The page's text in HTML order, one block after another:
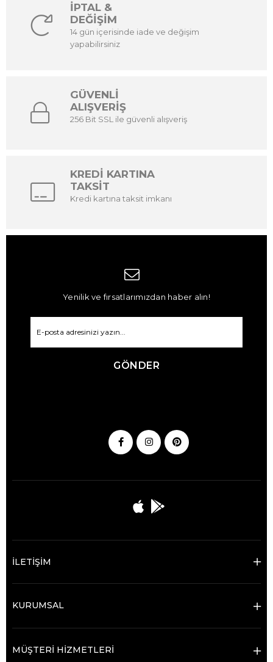
İPTAL &
DEĞİŞİM
14 gün içerisinde iade ve değişim
yapabilirsiniz
GÜVENLİ
ALIŞVERİŞ
256 Bit SSL ile güvenli alışveriş
KREDİ KARTINA
TAKSİT
Kredi kartına taksit imkanı
Yenilik ve fırsatlarımızdan haber alın!
GÖNDER
İLETİŞİM
KURUMSAL
MÜŞTERİ HİZMETLERİ